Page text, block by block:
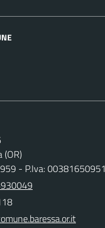
(OR)
- P.Iva: 00381650951